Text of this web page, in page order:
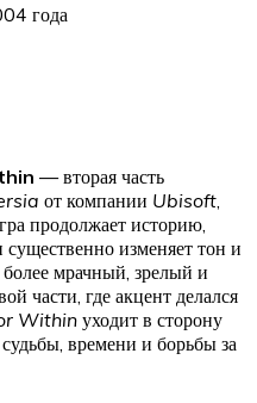
года
— вторая часть
от компании Ubisoft
продолжает историю,
существенно изменяет тон и
мрачный, зрелый и
части, где акцент делался
Within уходит в сторону
времени и борьбы за